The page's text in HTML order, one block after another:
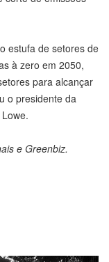
estufa de setores de
à zero em 2050,
para alcançar
o presidente da
e Greenbiz.